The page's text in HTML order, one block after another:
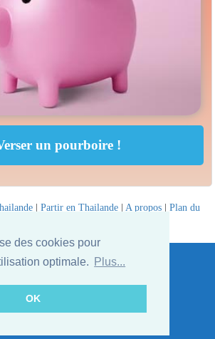
des cookies pour
optimale.
Plus...
OK
| Partir en Thailande | A propos | Plan du
© Thailandee.com - 2026